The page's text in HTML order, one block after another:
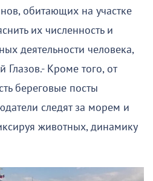
обитающих на участке
их численность и
деятельности человека,
Кроме того, от
береговые посты
следят за морем и
животных, динамику